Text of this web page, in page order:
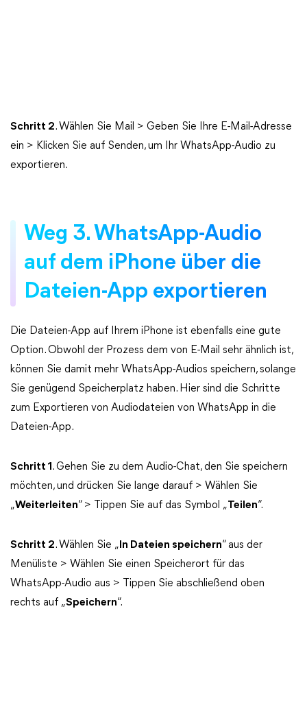
Schritt 2. Wählen Sie Mail > Geben Sie Ihre E-Mail-Adresse
ein > Klicken Sie auf Senden, um Ihr WhatsApp-Audio zu
exportieren.
Weg 3. WhatsApp-Audio
auf dem iPhone über die
Dateien-App exportieren
Die Dateien-App auf Ihrem iPhone ist ebenfalls eine gute
Option. Obwohl der Prozess dem von E-Mail sehr ähnlich ist,
können Sie damit mehr WhatsApp-Audios speichern, solange
Sie genügend Speicherplatz haben. Hier sind die Schritte
zum Exportieren von Audiodateien von WhatsApp in die
Dateien-App.
Schritt 1 . Gehen Sie zu dem Audio-Chat, den Sie speichern
möchten, und drücken Sie lange darauf > Wählen Sie
„Weiterleiten“ > Tippen Sie auf das Symbol „Teilen“.
Schritt 2. Wählen Sie „ In Dateien speichern“ aus der
Menüliste > Wählen Sie einen Speicherort für das
WhatsApp-Audio aus > Tippen Sie abschließend oben
rechts auf „Speichern“.